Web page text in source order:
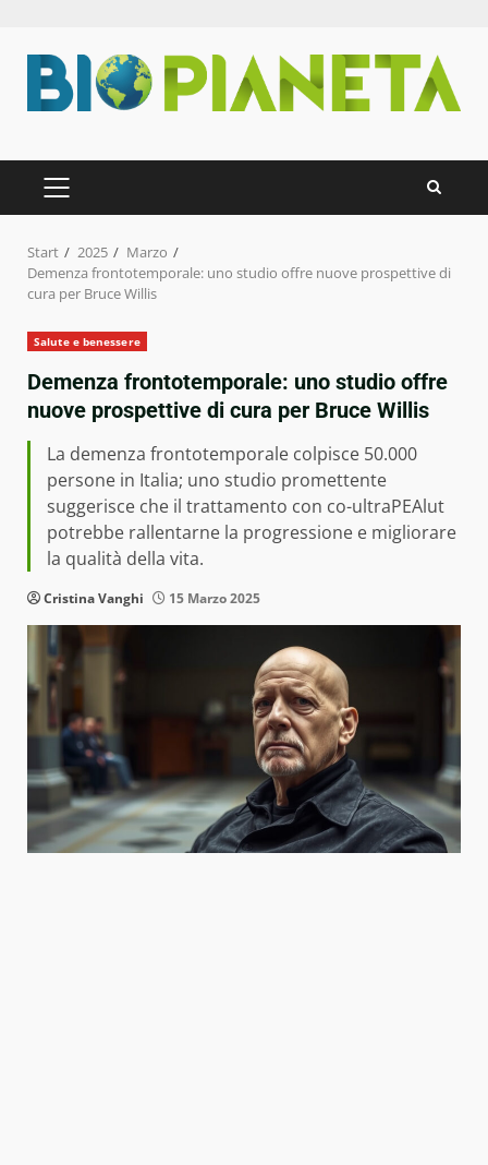
Inhalt
springen
PRIMÄRES
MENÜ
Start 2025
Marzo
Demenza frontotemporale: uno studio offre nuove prospettive di
cura per Bruce Willis
Salute e benessere
Demenza frontotemporale: uno studio offre
nuove prospettive di cura per Bruce Willis
La demenza frontotemporale colpisce 50.000
persone in Italia; uno studio promettente
suggerisce che il trattamento con co-ultraPEAlut
potrebbe rallentarne la progressione e migliorare
la qualità della vita.
Cristina Vanghi 15 Marzo 2025